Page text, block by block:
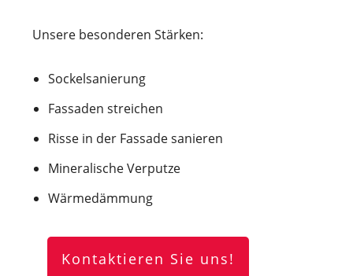
Unsere besonderen Stärken:
Sockelsanierung
Fassaden streichen
Risse in der Fassade sanieren
Mineralische Verputze
Wärmedämmung
Kontaktieren Sie uns!